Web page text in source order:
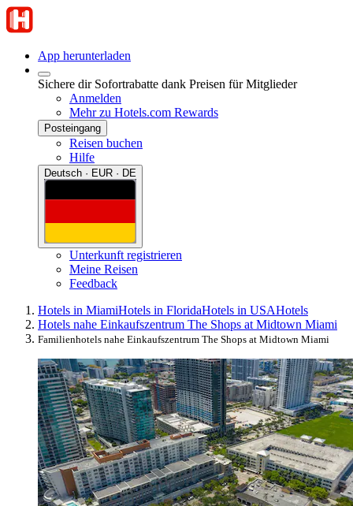
App herunterladen
Sichere dir Sofortrabatte dank Preisen für Mitglieder
Anmelden
Mehr zu Hotels.com Rewards
Posteingang
Reisen buchen
Hilfe
Deutsch · EUR · DE
Unterkunft registrieren
Meine Reisen
Feedback
Hotels in MiamiHotels in FloridaHotels in USAHotels
Hotels nahe Einkaufszentrum The Shops at Midtown Miami
Familienhotels nahe Einkaufszentrum The Shops at Midtown Miami